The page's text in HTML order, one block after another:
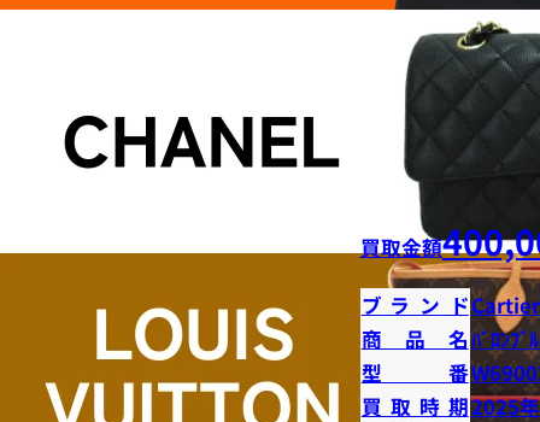
買取金額
ブランドCartier
商品名ﾊﾞﾛﾝﾌﾞ
型番
買取時期2025